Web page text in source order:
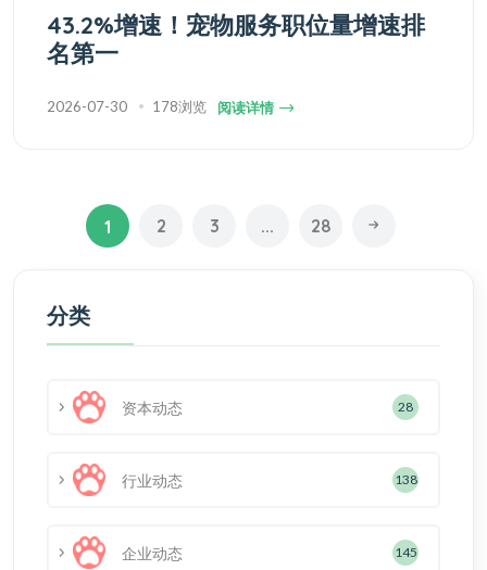
43.2%增速！宠物服务职位量增速排
名第一
2026-07-30 178浏览 阅读详情
1 2 3 ... 28
分类
资本动态 28
行业动态 138
企业动态 145